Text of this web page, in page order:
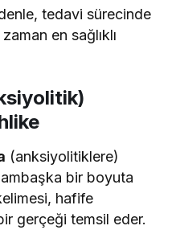
tedavi sürecinde
en sağlıklı
(anksiyolitiklere)
bir boyuta
hafife
gerçeği temsil eder.